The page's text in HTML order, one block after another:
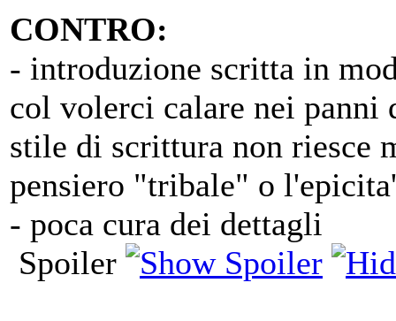
CONTRO:
- introduzione scritta in
col volerci calare nei panni
stile di scrittura non riesce
pensiero "tribale" o
- poca cura dei dettagli
Spoiler